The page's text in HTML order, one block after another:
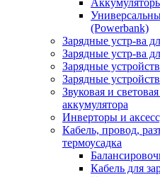
(Powerbank)
Зарядные устр-ва
Зарядные устр-ва
Зарядные
Зарядные
Звуковая и
аккумулятора
Инверторы и
Кабель, провод,
термоусадка
Кабель для